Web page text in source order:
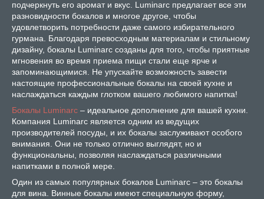
подчеркнуть его аромат и вкус. Luminarc предлагает все эти
разновидности бокалов и многое другое, чтобы
удовлетворить потребности даже самого избирательного
гурмана. Благодаря превосходным материалам и стильному
дизайну, бокалы Luminarc созданы для того, чтобы приятные
мгновения во время приема пищи стали еще ярче и
запоминающимися. Не упускайте возможность завести
настоящие профессиональные бокалы на своей кухне и
наслаждаться каждым глотком вашего любимого напитка!
Бокалы Luminarc – идеальное дополнение для вашей кухни.
Компания Luminarc является одним из ведущих
производителей посуды, и их бокалы заслуживают особого
внимания. Они не только отлично выглядят, но и
функциональны, позволяя наслаждаться различными
напитками в полной мере.
Один из самых популярных бокалов Luminarc – это бокалы
для вина. Винные бокалы имеют специальную форму,